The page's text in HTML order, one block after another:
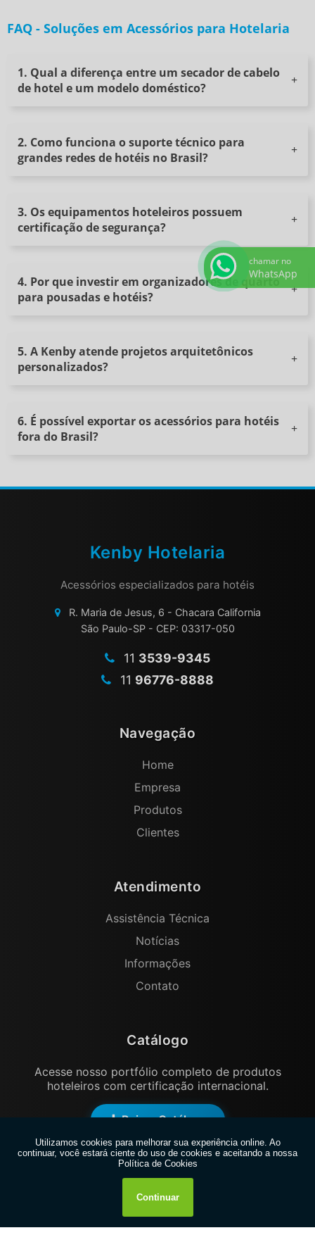
FAQ - Soluções em Acessórios para Hotelaria
1. Qual a diferença entre um secador de cabelo
de hotel e um modelo doméstico?
2. Como funciona o suporte técnico para
grandes redes de hotéis no Brasil?
3. Os equipamentos hoteleiros possuem
certificação de segurança?
4. Por que investir em organizadores de quarto
para pousadas e hotéis?
5. A Kenby atende projetos arquitetônicos
personalizados?
6. É possível exportar os acessórios para hotéis
fora do Brasil?
Kenby Hotelaria
Acessórios especializados para hotéis
R. Maria de Jesus, 6 - Chacara California
São Paulo-SP - CEP: 03317-050
11 3539-9345
11 96776-8888
Navegação
Home
Empresa
Produtos
Clientes
Atendimento
Assistência Técnica
Notícias
Informações
Contato
Catálogo
Acesse nosso portfólio completo de produtos
hoteleiros com certificação internacional.
Baixar Catálogo
Todos os direitos reservados.
chamar no
WhatsApp